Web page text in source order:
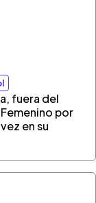
fuera del
por
en su